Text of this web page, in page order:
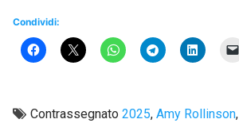
Condividi:
Contrassegnato 2025, Amy Rollinson,